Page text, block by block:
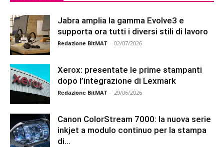
Jabra amplia la gamma Evolve3 e
supporta ora tutti i diversi stili di lavoro
Redazione BitMAT - 02/07/2026
Xerox: presentate le prime stampanti
dopo l’integrazione di Lexmark
Redazione BitMAT - 29/06/2026
Canon ColorStream 7000: la nuova serie
inkjet a modulo continuo per la stampa
di...